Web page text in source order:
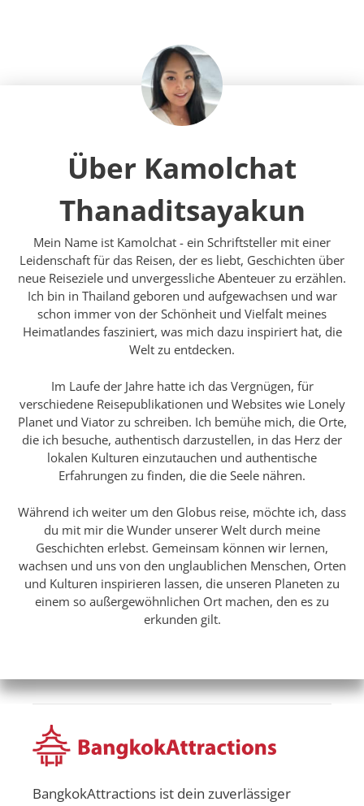
Über Kamolchat
Thanaditsayakun
Mein Name ist Kamolchat - ein Schriftsteller mit einer
Leidenschaft für das Reisen, der es liebt, Geschichten über
neue Reiseziele und unvergessliche Abenteuer zu erzählen.
Ich bin in Thailand geboren und aufgewachsen und war
schon immer von der Schönheit und Vielfalt meines
Heimatlandes fasziniert, was mich dazu inspiriert hat, die
Welt zu entdecken.
Im Laufe der Jahre hatte ich das Vergnügen, für
verschiedene Reisepublikationen und Websites wie Lonely
Planet und Viator zu schreiben. Ich bemühe mich, die Orte,
die ich besuche, authentisch darzustellen, in das Herz der
lokalen Kulturen einzutauchen und authentische
Erfahrungen zu finden, die die Seele nähren.
Während ich weiter um den Globus reise, möchte ich, dass
du mit mir die Wunder unserer Welt durch meine
Geschichten erlebst. Gemeinsam können wir lernen,
wachsen und uns von den unglaublichen Menschen, Orten
und Kulturen inspirieren lassen, die unseren Planeten zu
einem so außergewöhnlichen Ort machen, den es zu
erkunden gilt.
BangkokAttractions ist dein zuverlässiger